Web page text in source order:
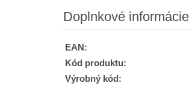
Doplnkové informácie
EAN:
Kód produktu:
Výrobný kód: